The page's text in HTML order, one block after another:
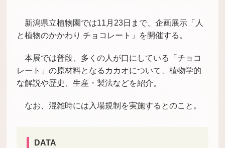
新潟県立植物園では11月23日まで、企画展示「人
と植物のかかわり チョコレート」を開催する。
本展では普段、多くの人が口にしている「チョコ
レート」の原材料となるカカオについて、植物学的
な解説や歴史、生産・製法などを紹介。
なお、混雑時には入場規制を実施するとのこと。
DATA